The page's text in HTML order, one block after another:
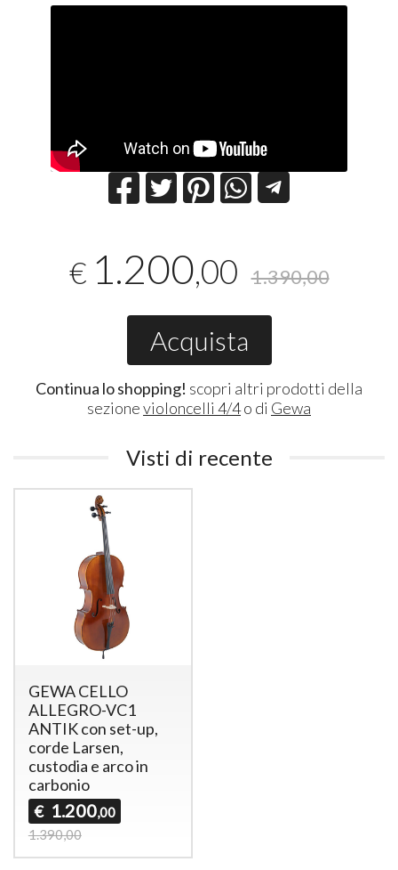
€ 1.200,00 1.390,00
Acquista
Continua lo shopping! scopri altri prodotti della
sezionevioloncelli 4/4o di Gewa
Visti di recente
GEWA CELLO
ALLEGRO-VC1
ANTIK con set-up,
corde Larsen,
custodia e arco in
carbonio
€ 1.200,00
1.390,00